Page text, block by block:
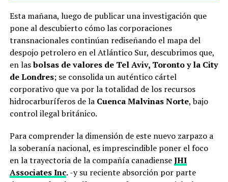
Esta mañana, luego de publicar una investigación que
pone al descubierto cómo las corporaciones
transnacionales continúan rediseñando el mapa del
despojo petrolero en el Atlántico Sur, descubrimos que,
en lasbolsas de valores de Tel Aviv, Toronto y la City
de Londres; se consolida un auténtico cártel
corporativo que va por la totalidad de los recursos
hidrocarburíferos de la Cuenca Malvinas Norte, bajo
control ilegal británico.
Para comprender la dimensión de este nuevo zarpazo a
la soberanía nacional, es imprescindible poner el foco
en la trayectoria de la compañía canadienseJHI
Associates Inc.-y su reciente absorción por parte